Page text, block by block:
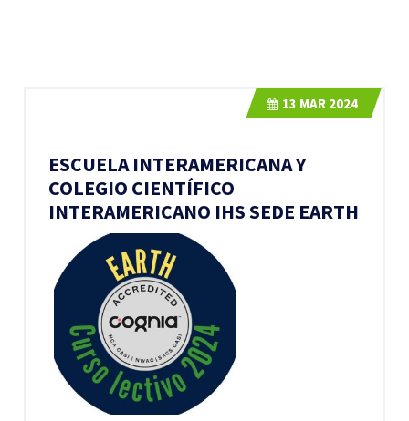
ESCUELA INTERAMERICANA Y
COLEGIO CIENTÍFICO
INTERAMERICANO IHS SEDE EARTH
13 MAR 2024